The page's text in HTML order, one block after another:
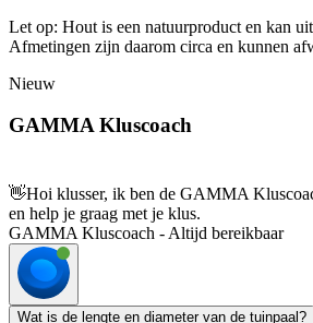
Let op: Hout is een natuurproduct en kan
Afmetingen zijn daarom circa en kunnen
Nieuw
GAMMA Kluscoach
👋Hoi klusser, ik ben de GAMMA
en help je graag met je klus.
GAMMA Kluscoach - Altijd bereikbaar
Wat is de lengte en diameter van de tuinpaal?